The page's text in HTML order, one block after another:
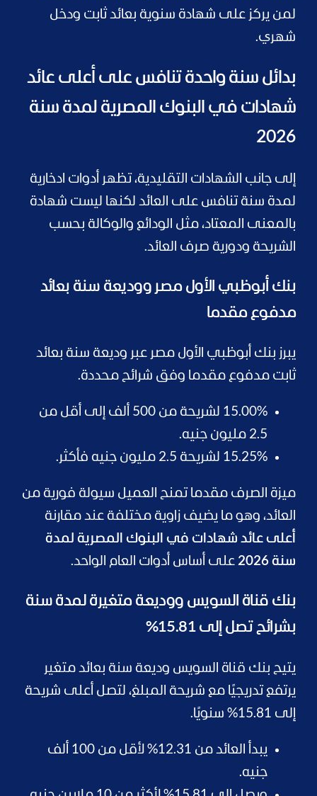
لمن يركز على شهادة سنوية بعائد ثابت ودخل
شهري.
بدائل سنة واحدة تنافس على أعلى عائد
شهادات في البنوك المصرية لمدة سنة
2026
إلى جانب الشهادات التقليدية، تظهر أدوات ادخارية
لمدة سنة تنافس على العائد لكنها ليست شهادة
بالمعنى المعتاد، مثل الودائع والوكالة بحسب
الشريحة ودورية صرف العائد.
بنك أبوظبي الأول مصر ووديعة سنة بعائد
مدفوع مقدما
يبرز بنك أبوظبي الأول مصر عبر وديعة سنة بعائد
ثابت مدفوع مقدما وفق شرائح محددة.
15.00% لشريحة من 500 ألف إلى أقل من
2.5 مليون جنيه.
15.25% لشريحة 2.5 مليون جنيه فأكثر.
ميزة الصرف مقدما تمنح العميل سيولة فورية من
العائد، وهو ما يضيف زاوية مختلفة عند مقارنة
أعلى عائد شهادات في البنوك المصرية لمدة
سنة 2026
على أساس أدوات العام الواحد.
بنك قناة السويس ووديعة متغيرة لمدة سنة
بشرائح تصل إلى 15.81%
يتيح بنك قناة السويس وديعة سنة بعائد متغير
يرتفع تدريجيًا مع شريحة المبلغ، لتصل أعلى شريحة
إلى 15.81% سنويًا.
يبدأ العائد من 12.31% لأقل من 100 ألف
جنيه.